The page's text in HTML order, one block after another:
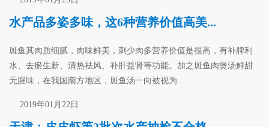
水产品多姿多味，这6种营养价值高美...
斑鱼其肉质细腻，肉味鲜美，刺少肉多营养价值是很高，有补脾利
水、去瘀生新、清热祛风、补肝益肾等功能。加之斑鱼肉煲汤鲜甜
无腥味，在我国南方地区，斑鱼汤一向被视为...
2019年01月22日